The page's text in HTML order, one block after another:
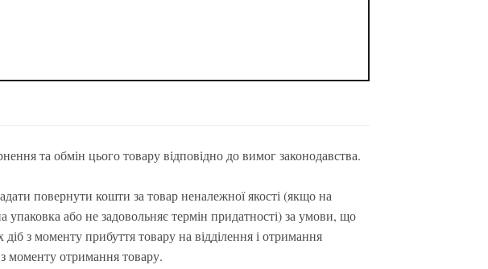
та обмін цього товару відповідно до вимог законодавства.
повернути кошти за товар неналежної якості (якщо на
або не задовольняє термін придатності) за умови, що
з моменту прибуття товару на відділення і отримання
моменту отримання товару.